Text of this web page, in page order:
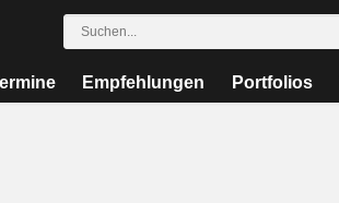
Empfehlungen Portfolios